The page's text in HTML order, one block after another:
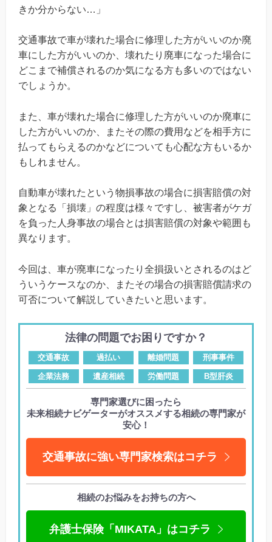
きか分からない…」
交通事故で車が壊れた場合に修理した方がいいのか廃
車にした方がいいのか、壊れたり廃車になった場合に
どこまで補償されるのか気になる方も多いのではない
でしょうか。
また、車が壊れた場合に修理した方がいいのか廃車に
した方がいいのか、またその際の費用などを相手方に
払ってもらえるのかなどについても心配な方もいるか
もしれません。
自動車が壊れたという物損事故の場合に損害賠償の対
象となる「損壊」の程度は様々ですし、被害者がケガ
を負った人身事故の場合とは損害賠償の対象や範囲も
異なります。
今回は、車が廃車になったり全損扱いとされるのはど
ういうケースなのか、またその場合の損害賠償請求の
可否について解説していきたいと思います。
法律の問題でお困りですか？
交通事故 過払い 離婚問題 刑事事件
企業法務 遺産相続 労働問題 B型肝炎
専門家選びに困ったら
未来相続ナビゲーターがオススメする相続の専門家が
安心！
交通事故に強い専門家検索はコチラ
相続のお悩みをお持ちの方へ
弁護士保険「MIKATA」はコチラ